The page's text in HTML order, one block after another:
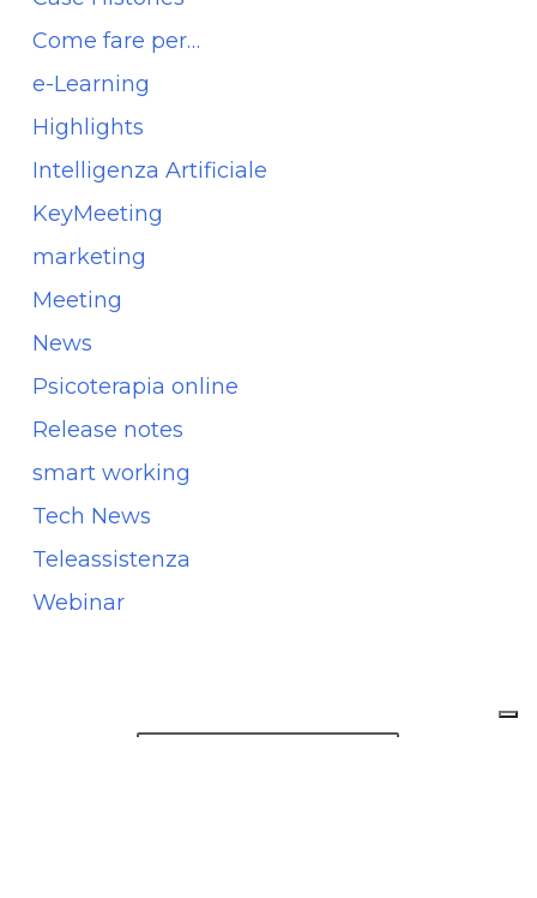
Come fare per…
e-Learning
Highlights
Intelligenza Artificiale
KeyMeeting
marketing
Meeting
News
Psicoterapia online
Release notes
smart working
Tech News
Teleassistenza
Webinar